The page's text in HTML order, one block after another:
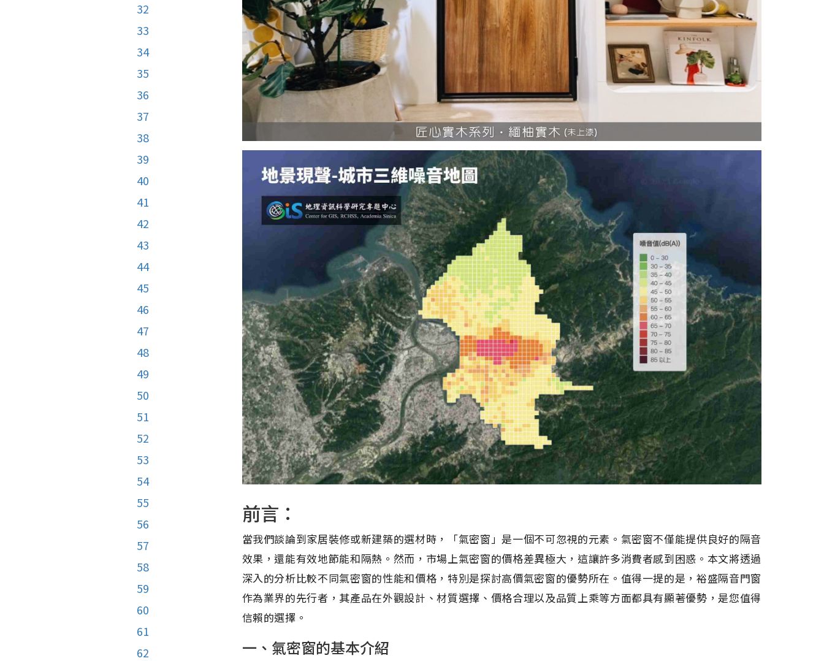
32
33
34
35
36
37
38
39
40
41
42
43
44
45
46
47
48
49
50
51
52
53
54
55
56
57
58
59
60
61
62
前言：
當我們談論到家居裝修或新建築的選材時，「氣密窗」是一個不可忽視的元素。氣密窗不僅能提供良好的隔音
效果，還能有效地節能和隔熱。然而，市場上氣密窗的價格差異極大，這讓許多消費者感到困惑。本文將透過
深入的分析比較不同氣密窗的性能和價格，特別是探討高價氣密窗的優勢所在。值得一提的是，裕盛隔音門窗
作為業界的先行者，其產品在外觀設計、材質選擇、價格合理以及品質上乘等方面都具有顯著優勢，是您值得
信賴的選擇。
一、氣密窗的基本介紹